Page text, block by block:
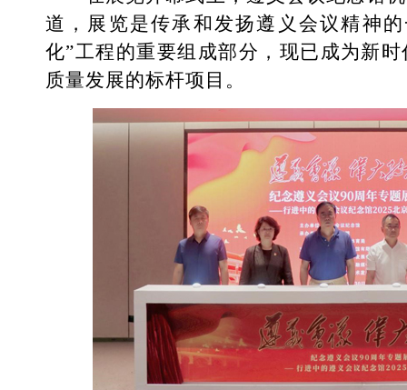
道，展览是传承和发扬遵义会议精神
化”工程的重要组成部分，现已成为新
质量发展的标杆项目。